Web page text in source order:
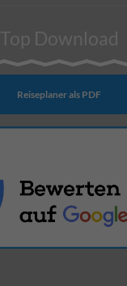
Top Download
Reiseplaner als PDF